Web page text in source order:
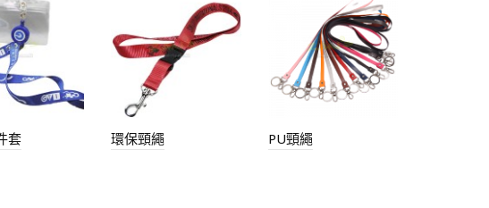
套 環保頸繩 PU頸繩